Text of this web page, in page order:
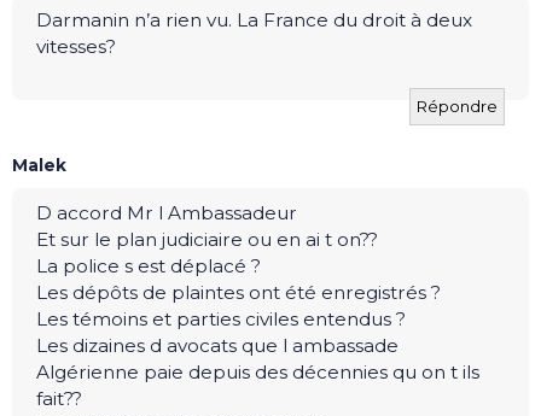
Darmanin n’a rien vu. La France du droit à deux
vitesses?
Répondre
Malek
D accord Mr l Ambassadeur
Et sur le plan judiciaire ou en ai t on??
La police s est déplacé ?
Les dépôts de plaintes ont été enregistrés ?
Les témoins et parties civiles entendus ?
Les dizaines d avocats que l ambassade
Algérienne paie depuis des décennies qu on t ils
fait??